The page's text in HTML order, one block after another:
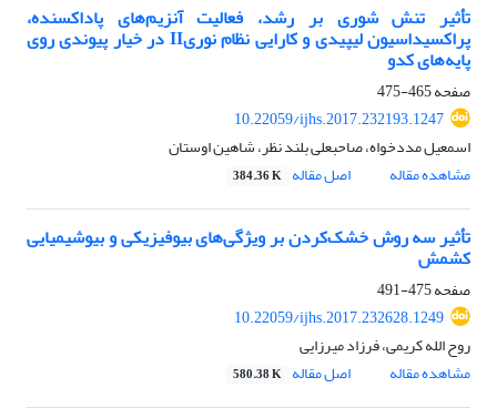
تأثیر تنش شوری بر رشد، فعالیت آنزیم‌های پاداکسنده،
پراکسیداسیون لیپیدی و کارایی نظام نوریII در خیار پیوندی روی
پایه‌های کدو
صفحه465-475
10.22059/ijhs.2017.232193.1247
اسمعیل مددخواه، صاحبعلی بلند نظر، شاهین اوستان
مشاهده مقاله
اصل مقاله 384.36 K
تأثیر سه روش خشک‌کردن بر ویژگی‌های بیوفیزیکی و بیوشیمیایی
کشمش
صفحه475-491
10.22059/ijhs.2017.232628.1249
روح الله کریمی، فرزاد میرزایی
مشاهده مقاله
اصل مقاله 580.38 K